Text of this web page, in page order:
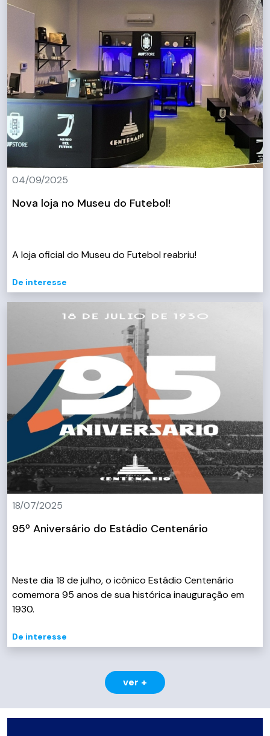
04/09/2025
Nova loja no Museu do Futebol!
A loja oficial do Museu do Futebol reabriu!
De interesse
18/07/2025
95º Aniversário do Estádio Centenário
Neste dia 18 de julho, o icônico Estádio Centenário
comemora 95 anos de sua histórica inauguração em
1930.
De interesse
ver +